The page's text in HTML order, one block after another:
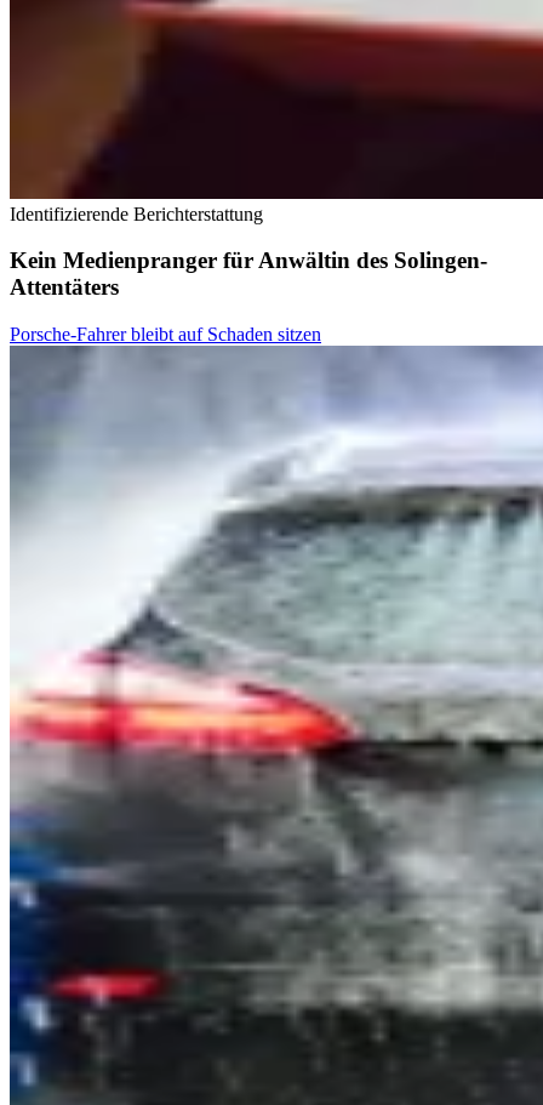
Identifizierende Berichterstattung
Kein Medienpranger für Anwältin des Solingen-
Attentäters
Porsche-Fahrer bleibt auf Schaden sitzen